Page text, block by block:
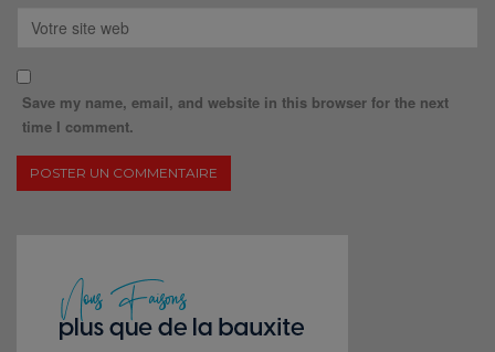
Save my name, email, and website in this browser for the next
time I comment.